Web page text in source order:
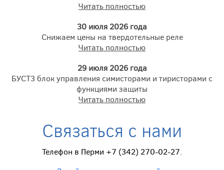
Читать полностью
30 июля 2026 года
Снижаем цены на твердотельные реле
Читать полностью
29 июля 2026 года
БУСТ3 блок управления симисторами и тиристорами с
функциями защиты
Читать полностью
Связаться с нами
Телефон в Перми +7 (342) 270-02-27.